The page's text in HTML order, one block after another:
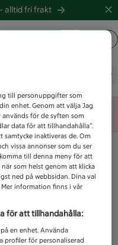
alltid fri frakt
till personuppgifter som
enhet. Genom att välja Jag
för de syften som
data för att tillhandahålla”.
inaktiveras de. Om
vissa annonser som du ser
till denna meny för att
som helst genom att klicka
ned på webbsidan. Dina val
information finns i vår
för att tillhandahålla:
en enhet. Använda
profiler för personaliserad